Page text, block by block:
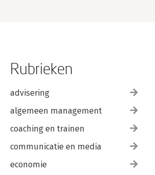
Rubrieken
advisering
algemeen management
coaching en trainen
communicatie en media
economie